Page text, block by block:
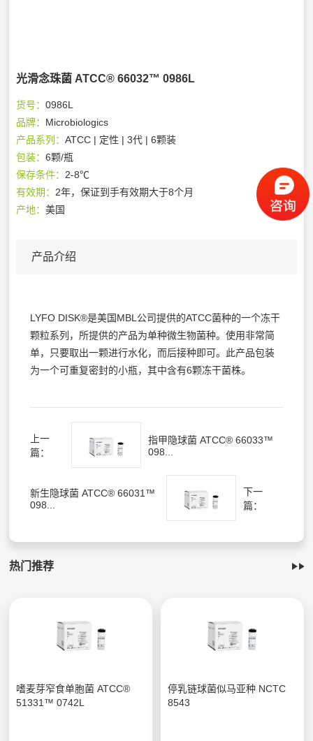
光滑念珠菌 ATCC® 66032™ 0986L
货号：0986L
品牌： Microbiologics
产品系列：ATCC | 定性 | 3代 | 6颗装
包装：6颗/瓶
保存条件： 2-8℃
有效期： 2年，保证到手有效期大于8个月
产地：美国
产品介绍
LYFO DISK®是美国MBL公司提供的ATCC菌种的一个冻干
颗粒系列，所提供的产品为单种微生物菌种。使用非常简
单，只要取出一颗进行水化，而后接种即可。此产品包装
为一个可重复密封的小瓶，其中含有6颗冻干菌株。
上一
篇：
指甲隐球菌 ATCC® 66033™
098...
新生隐球菌 ATCC® 66031™
098...
下一
篇：
热门推荐
嗜麦芽窄食单胞菌 ATCC®
51331™ 0742L
停乳链球菌似马亚种 NCTC
8543